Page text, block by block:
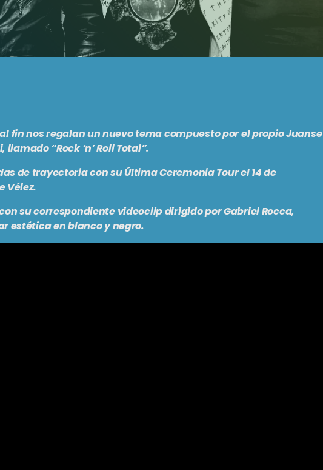
fin nos regalan un nuevo tema compuesto por el propioJuanse
, llamado“Rock ‘n’ Roll Total”.
de trayectoria con suÚltima Ceremonia Tourel 14 de
Vélez.
su correspondiente videoclip dirigido porGabriel Rocca,
estética en blanco y negro.